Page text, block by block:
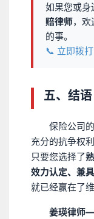
如果您或身
赔律师，
的事。
📞 立即拨
五、结语
保险公司
充分的抗争权
只要您选择了
效力认定、兼
就已经赢在了
姜瑛律师